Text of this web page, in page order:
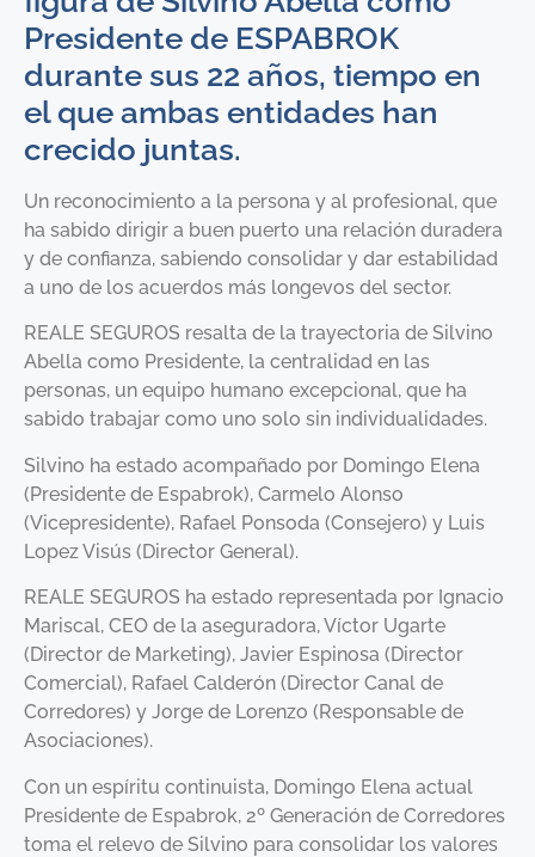
Presidente de ESPABROK
durante sus 22 años, tiempo en
el que ambas entidades han
crecido juntas.
Un reconocimiento a la persona y al profesional, que
ha sabido dirigir a buen puerto una relación duradera
y de confianza, sabiendo consolidar y dar estabilidad
a uno de los acuerdos más longevos del sector.
REALE SEGUROS resalta de la trayectoria de Silvino
Abella como Presidente, la centralidad en las
personas, un equipo humano excepcional, que ha
sabido trabajar como uno solo sin individualidades.
Silvino ha estado acompañado por Domingo Elena
(Presidente de Espabrok), Carmelo Alonso
(Vicepresidente), Rafael Ponsoda (Consejero) y Luis
Lopez Visús (Director General).
REALE SEGUROS ha estado representada por Ignacio
Mariscal, CEO de la aseguradora, Víctor Ugarte
(Director de Marketing), Javier Espinosa (Director
Comercial), Rafael Calderón (Director Canal de
Corredores) y Jorge de Lorenzo (Responsable de
Asociaciones).
Con un espíritu continuista, Domingo Elena actual
Presidente de Espabrok, 2º Generación de Corredores
toma el relevo de Silvino para consolidar los valores